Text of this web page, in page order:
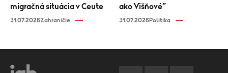
migračná situácia v Ceute
31.07.2026Zahraničie
ako Višňové“
31.07.2026Politika